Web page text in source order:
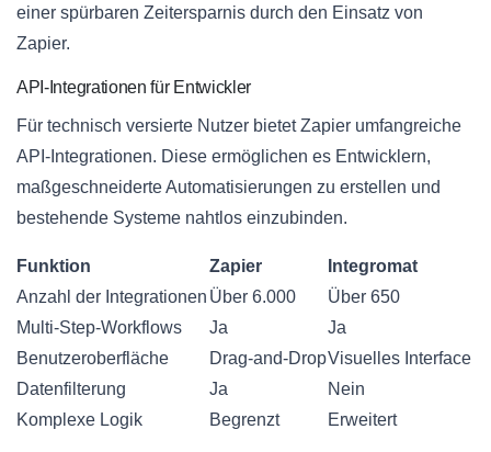
einer spürbaren Zeitersparnis durch den Einsatz von
Zapier.
API-Integrationen für Entwickler
Für technisch versierte Nutzer bietet Zapier umfangreiche
API-Integrationen. Diese ermöglichen es Entwicklern,
maßgeschneiderte Automatisierungen zu erstellen und
bestehende Systeme nahtlos einzubinden.
Funktion Zapier
Integromat
Anzahl der Integrationen Über 6.000
Über 650
Multi-Step-Workflows
Ja
Ja
Benutzeroberfläche
Drag-and-DropVisuelles Interface
Datenfilterung
Ja
Nein
Komplexe Logik
Begrenzt Erweitert